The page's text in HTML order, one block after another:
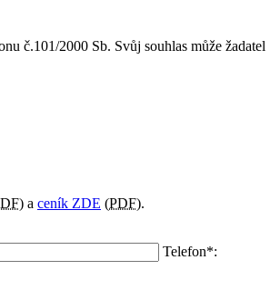
č.101/2000 Sb. Svůj souhlas může žadatel
) a ceník ZDE (PDF).
Telefon*: